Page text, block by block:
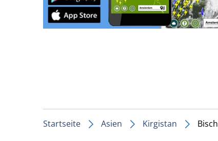
Startseite Asien Kirgistan